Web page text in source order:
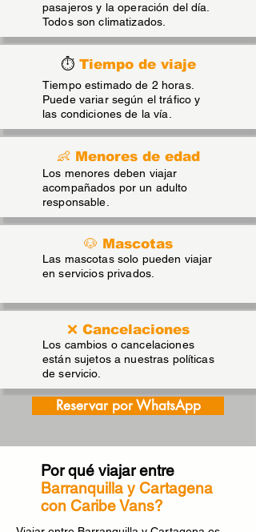
pasajeros y la operación del día.
Todos son climatizados.
⏱Tiempo de viaje
Tiempo estimado de 2 horas.
Puede variar según el tráfico y
las condiciones de la vía.
👶 Menores de edad
Los menores deben viajar
acompañados por un adulto
responsable.
🐶 Mascotas
Las mascotas solo pueden viajar
en servicios privados.
❌ Cancelaciones
Los cambios o cancelaciones
están sujetos a nuestras políticas
de servicio.
Reservar por WhatsApp
Por qué viajar entre
Barranquilla y Cartagena
con Caribe Vans?